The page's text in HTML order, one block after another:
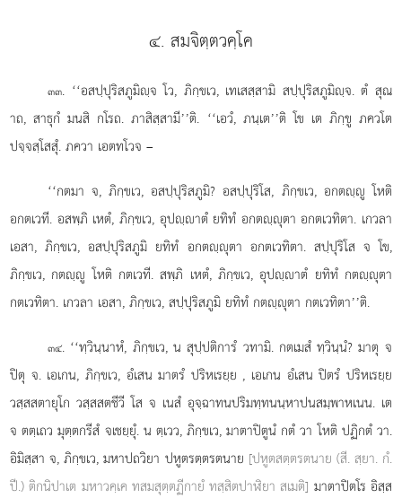
๔. สมจิตฺตวคฺโค
๓๓. ‘‘อสปฺปุริสภูมิฺจโว, ภิกฺขเว, เทเสสฺสามิ สปฺปุริสภูมิฺจ. ตํ สุณ
าถ, สาธุกํ มนสิ กโรถ. ภาสิสฺสามี’’ติ. ‘‘เอวํ, ภนฺเต’’ติ โข เต ภิกฺขู ภควโต
ปจฺจสฺโสสุํ. ภควา เอตทโวจ –
‘‘กตมาจ, ภิกฺขเว, อสปฺปุริสภูมิ? อสปฺปุริโส, ภิกฺขเว, อกตฺู โหติ
อกตเวที. อสพฺภิ เหตํ, ภิกฺขเว, อุปฺาตํ ยทิทํ อกตฺุตา อกตเวทิตา. เกวลา
เอสา, ภิกฺขเว, อสปฺปุริสภูมิ ยทิทํ อกตฺุตา อกตเวทิตา. สปฺปุริโส จ โข,
ภิกฺขเว, กตฺู โหติ กตเวที. สพฺภิ เหตํ, ภิกฺขเว, อุปฺาตํ ยทิทํ กตฺุตา
กตเวทิตา. เกวลา เอสา, ภิกฺขเว, สปฺปุริสภูมิ ยทิทํ กตฺุตา กตเวทิตา’’ติ.
๓๔. ‘‘ทฺวินฺนาหํ, ภิกฺขเว, น สุปฺปติการํ วทามิ. กตเมสํ ทฺวินฺนํ? มาตุ จ
ปิตุ จ. เอเกน, ภิกฺขเว, อํเสน มาตรํ ปริหเรยฺย , เอเกน อํเสน ปิตรํ ปริหเรยฺย
วสฺสสตายุโก วสฺสสตชีวี โส จ เนสํ อุจฺฉาทนปริมทฺทนนฺหาปนสมฺพาหเนน. เต
จ ตตฺเถวมุตฺตกรีสํ จเชยฺยุํ. น ตฺเวว, ภิกฺขเว, มาตาปิตูนํ กตํ วา โหติ ปฏิกตํ วา.
อิมิสฺสา จ, ภิกฺขเว, มหาปถวิยา ปหูตรตฺตรตนาย [ปหูตสตฺตรตนาย (สี. สฺยา. กํ.
ปี.) ติกนิปาเต มหาวคฺเค ทสมสุตฺตฏีกายํ ทสฺสิตปาฬิยา สเมติ] มาตาปิตโร อิสฺส